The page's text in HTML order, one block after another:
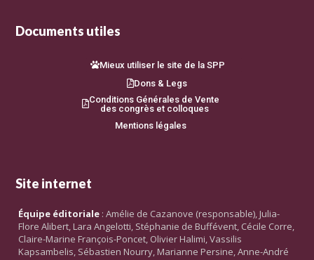
Documents utiles
Mieux utiliser le site de la SPP
Dons & Legs
Conditions Générales de Vente
des congrès et colloques
Mentions légales
Site internet
Équipe éditoriale : Amélie de Cazanove (responsable), Julia-
Flore Alibert, Lara Angelotti, Stéphanie de Buffévent, Cécile Corre,
Claire-Marine François-Poncet, Olivier Halimi, Vassilis
Kapsambelis, Sébastien Nourry, Marianne Persine, Anne-André